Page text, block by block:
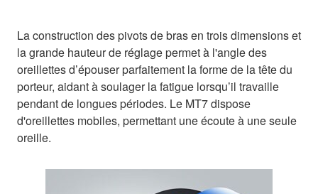
La construction des pivots de bras en trois dimensions et
la grande hauteur de réglage permet à l'angle des
oreillettes d’épouser parfaitement la forme de la tête du
porteur, aidant à soulager la fatigue lorsqu’il travaille
pendant de longues périodes. Le MT7 dispose
d'oreillettes mobiles, permettant une écoute à une seule
oreille.